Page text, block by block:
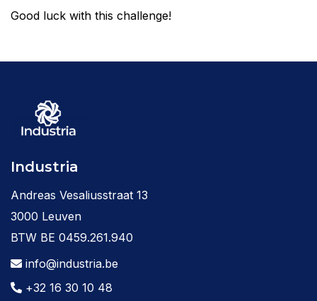
Good luck with this challenge!
Industria
Andreas Vesaliusstraat 13
3000 Leuven
BTW BE 0459.261.940
info@industria.be
+32 16 30 10 48